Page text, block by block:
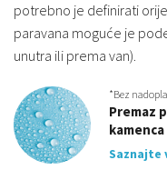
potrebno je definirati
paravana moguće je
unutra ili prema van).
*Bez
Premaz
kamenca
Saznajte